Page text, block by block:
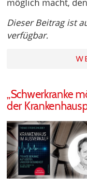
Dieser Beitrag ist
verfügbar.
„Schwerkranke
der